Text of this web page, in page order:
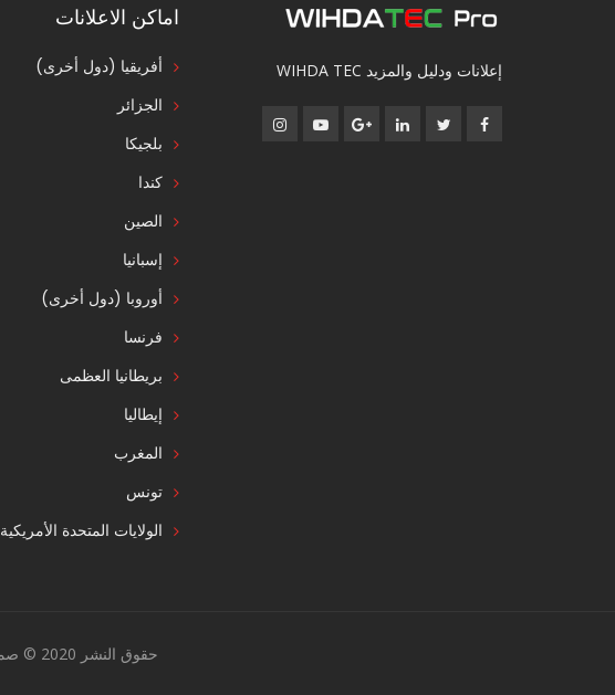
إعلانات ودليل والمزيد WIHDA TEC
اماكن الاعلانات
أفريقيا (دول أخرى)
الجزائر
بلجيكا
كندا
الصين
إسبانيا
أوروبا (دول أخرى)
فرنسا
بريطانيا العظمى
إيطاليا
المغرب
تونس
الولايات المتحدة الأمريكية
حقوق النشر 2020 © صمم بواسطة AUTOTEC TECHNOLOGY ، جميع الحقوق محفوظة.